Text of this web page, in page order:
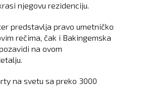
njegovu rezidenciju.
predstavlja pravo umetničko
rečima, čak i Bakingemska
na ovom
na svetu sa preko 3000